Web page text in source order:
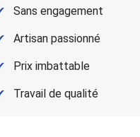
Sans engagement
Artisan passionné
Prix imbattable
Travail de qualité